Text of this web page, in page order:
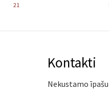
21
Kontakti
Nekustamo